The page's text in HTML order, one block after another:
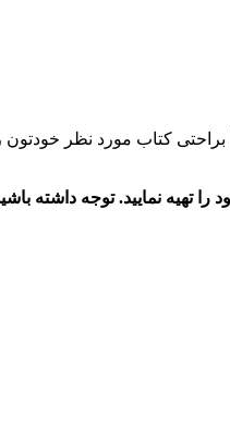
براحتی کتاب مورد نظر خودتون
عزیزان براحتی سفارش خود را تهیه